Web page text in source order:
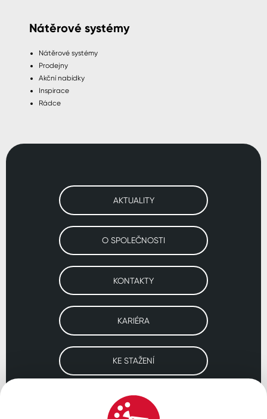
Nátěrové systémy
Nátěrové systémy
Prodejny
Akční nabídky
Inspirace
Rádce
AKTUALITY
O SPOLEČNOSTI
KONTAKTY
KARIÉRA
KE STAŽENÍ
Navštivte naše pobočky